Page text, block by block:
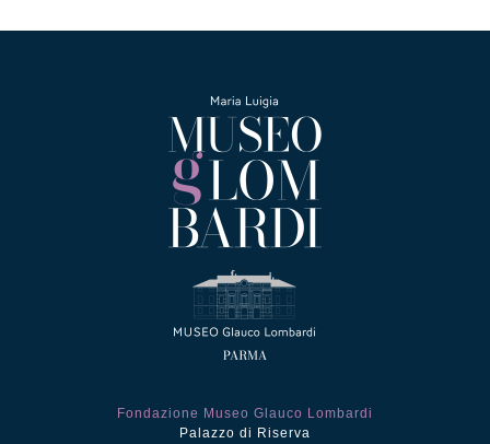
Fondazione Museo Glauco Lombardi
Palazzo di Riserva